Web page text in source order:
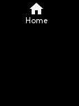
home
Home